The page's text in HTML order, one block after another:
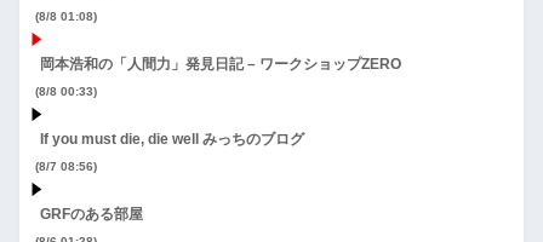
(8/8 01:08)
岡本浩和の「人間力」発見日記 – ワークショップZERO
(8/8 00:33)
If you must die, die well みっちのブログ
(8/7 08:56)
GRFのある部屋